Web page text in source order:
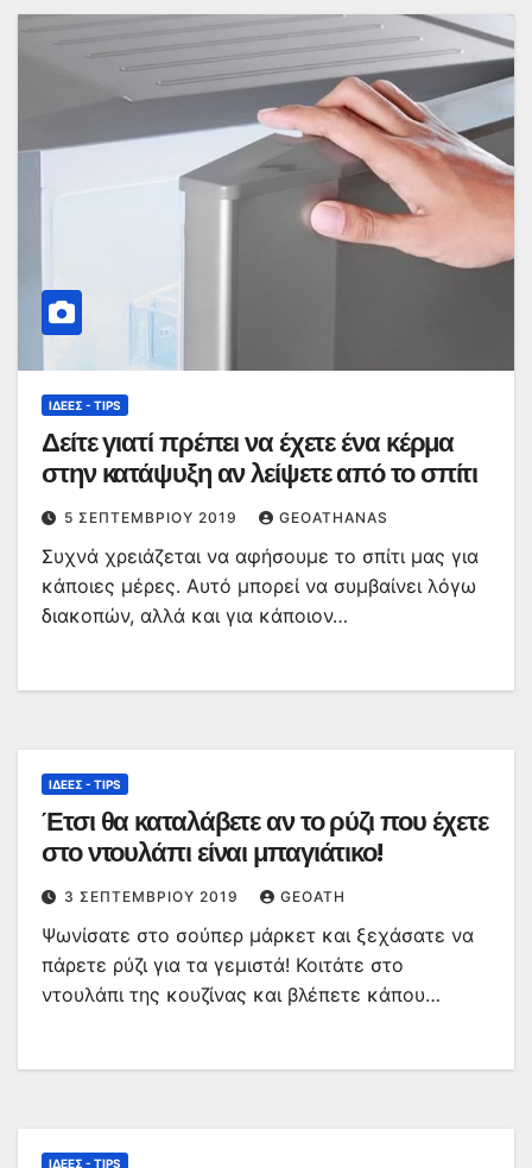
ΙΔΈΕΣ - TIPS
Δείτε γιατί πρέπει να έχετε ένα κέρμα
στην κατάψυξη αν λείψετε από το σπίτι
5 ΣΕΠΤΕΜΒΡΊΟΥ 2019 GEOATHANAS
Συχνά χρειάζεται να αφήσουμε το σπίτι μας για
κάποιες μέρες. Αυτό μπορεί να συμβαίνει λόγω
διακοπών, αλλά και για κάποιον…
ΙΔΈΕΣ - TIPS
Έτσι θα καταλάβετε αν το ρύζι που έχετε
στο ντουλάπι είναι μπαγιάτικο!
3 ΣΕΠΤΕΜΒΡΊΟΥ 2019 GEOATH
Ψωνίσατε στο σούπερ μάρκετ και ξεχάσατε να
πάρετε ρύζι για τα γεμιστά! Κοιτάτε στο
ντουλάπι της κουζίνας και βλέπετε κάπου…
ΙΔΈΕΣ - TIPS